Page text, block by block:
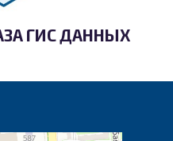
ГИС ДАННЫХ